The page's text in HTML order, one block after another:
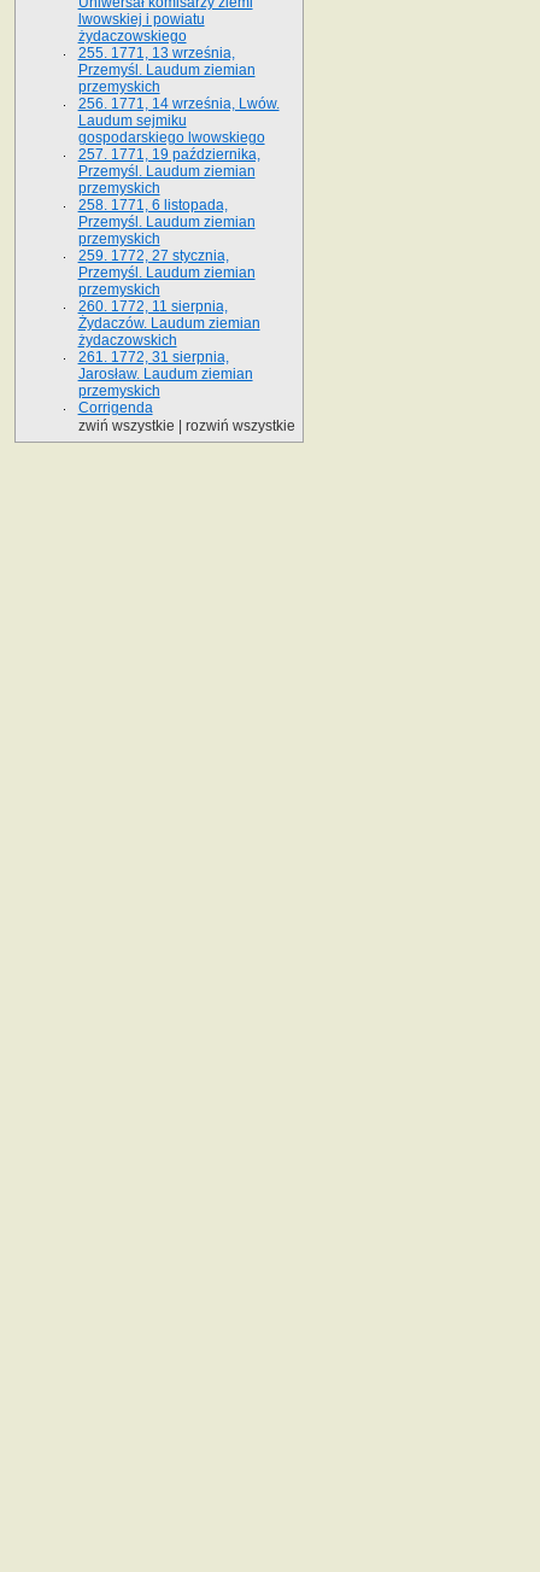
lwowskiej i powiatu
żydaczowskiego
255. 1771, 13 września,
Przemyśl. Laudum ziemian
przemyskich
256. 1771, 14 września, Lwów.
Laudum sejmiku
gospodarskiego lwowskiego
257. 1771, 19 października,
Przemyśl. Laudum ziemian
przemyskich
258. 1771, 6 listopada,
Przemyśl. Laudum ziemian
przemyskich
259. 1772, 27 stycznia,
Przemyśl. Laudum ziemian
przemyskich
260. 1772, 11 sierpnia,
Żydaczów. Laudum ziemian
żydaczowskich
261. 1772, 31 sierpnia,
Jarosław. Laudum ziemian
przemyskich
Corrigenda
zwiń wszystkie
rozwiń wszystkie